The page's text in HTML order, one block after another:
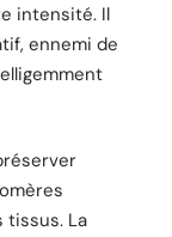
intensité. Il
ennemi de
tissus. La